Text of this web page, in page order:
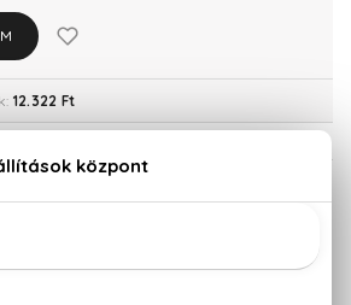
12.322 Ft
KISZERELÉS KIVÁLASZTÁSA
30 ml
50 ml